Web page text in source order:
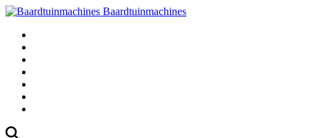
Baardtuinmachines